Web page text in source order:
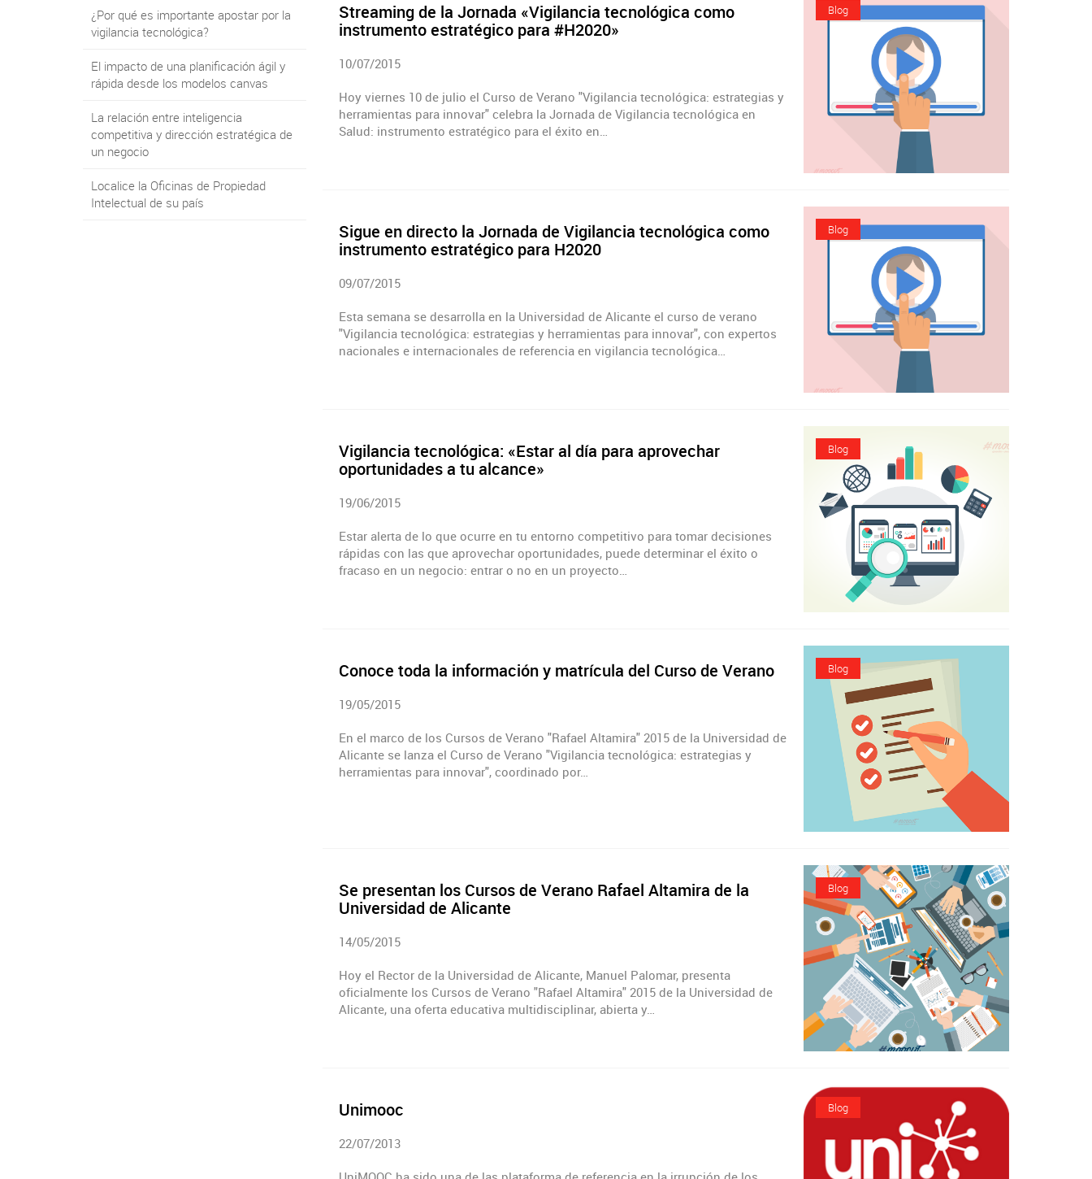
¿Por qué es importante apostar por la
vigilancia tecnológica?
El impacto de una planificación ágil y
rápida desde los modelos canvas
La relación entre inteligencia
competitiva y dirección estratégica de
un negocio
Localice la Oficinas de Propiedad
Intelectual de su país
Streaming de la Jornada «Vigilancia tecnológica como
instrumento estratégico para #H2020»
10/07/2015
Hoy viernes 10 de julio el Curso de Verano "Vigilancia tecnológica: estrategias y
herramientas para innovar" celebra la Jornada de Vigilancia tecnológica en
Salud: instrumento estratégico para el éxito en…
Blog
Sigue en directo la Jornada de Vigilancia tecnológica como
instrumento estratégico para H2020
09/07/2015
Esta semana se desarrolla en la Universidad de Alicante el curso de verano
"Vigilancia tecnológica: estrategias y herramientas para innovar", con expertos
nacionales e internacionales de referencia en vigilancia tecnológica…
Blog
Vigilancia tecnológica: «Estar al día para aprovechar
oportunidades a tu alcance»
19/06/2015
Estar alerta de lo que ocurre en tu entorno competitivo para tomar decisiones
rápidas con las que aprovechar oportunidades, puede determinar el éxito o
fracaso en un negocio: entrar o no en un proyecto…
Blog
Conoce toda la información y matrícula del Curso de Verano
19/05/2015
En el marco de los Cursos de Verano "Rafael Altamira" 2015 de la Universidad de
Alicante se lanza el Curso de Verano "Vigilancia tecnológica: estrategias y
herramientas para innovar", coordinado por…
Blog
Se presentan los Cursos de Verano Rafael Altamira de la
Universidad de Alicante
14/05/2015
Hoy el Rector de la Universidad de Alicante, Manuel Palomar, presenta
oficialmente los Cursos de Verano "Rafael Altamira" 2015 de la Universidad de
Alicante, una oferta educativa multidisciplinar, abierta y…
Blog
Unimooc
22/07/2013
Blog